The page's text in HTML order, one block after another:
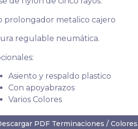
prolongador metalico cajero
regulable neumática.
Asiento y respaldo plastico
Con apoyabrazos
Varios Colores
PDF Terminaciones / Colores